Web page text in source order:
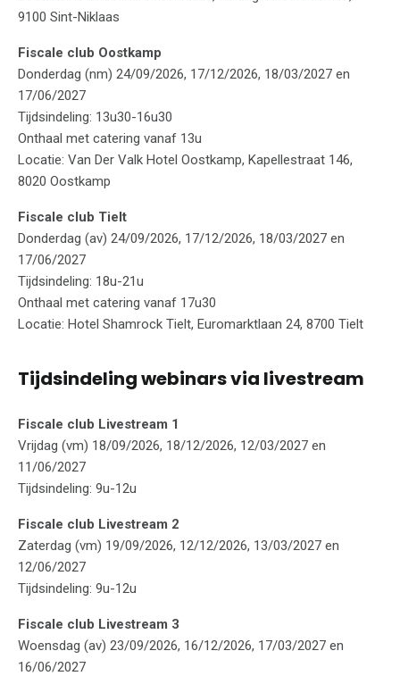
9100 Sint-Niklaas
Fiscale club Oostkamp
Donderdag (nm) 24/09/2026, 17/12/2026, 18/03/2027 en
17/06/2027
Tijdsindeling: 13u30-16u30
Onthaal met catering vanaf 13u
Locatie: Van Der Valk Hotel Oostkamp, Kapellestraat 146,
8020 Oostkamp
Fiscale club Tielt
Donderdag (av) 24/09/2026, 17/12/2026, 18/03/2027 en
17/06/2027
Tijdsindeling: 18u-21u
Onthaal met catering vanaf 17u30
Locatie: Hotel Shamrock Tielt, Euromarktlaan 24, 8700 Tielt
Tijdsindeling webinars via livestream
Fiscale club Livestream 1
Vrijdag (vm) 18/09/2026, 18/12/2026, 12/03/2027 en
11/06/2027
Tijdsindeling: 9u-12u
Fiscale club Livestream 2
Zaterdag (vm) 19/09/2026, 12/12/2026, 13/03/2027 en
12/06/2027
Tijdsindeling: 9u-12u
Fiscale club Livestream 3
Woensdag (av) 23/09/2026, 16/12/2026, 17/03/2027 en
16/06/2027